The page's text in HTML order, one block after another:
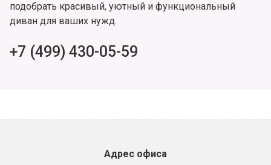
подобрать красивый, уютный и функциональный
диван для ваших нужд.
+7 (499) 430-05-59
Адрес офиса